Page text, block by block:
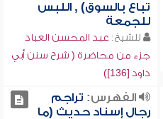
تباع بالسوق) , اللبس
للجمعة
للشيخ: عبد المحسن العباد
جزء من محاضرة ( شرح سنن أبي
داود [136])
الفهرس: تراجم
رجال إسناد حديث (ما